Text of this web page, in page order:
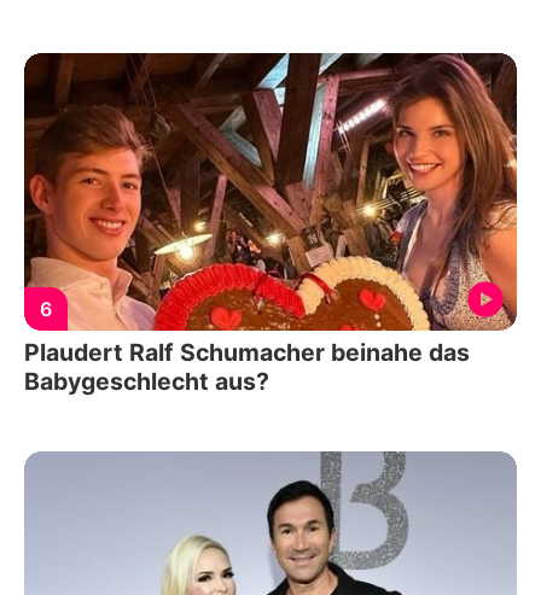
6
Plaudert Ralf Schumacher beinahe das
Babygeschlecht aus?